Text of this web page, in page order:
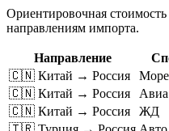
Ориентировочная
направлениям импорта.
Направление
🇨🇳 Китай → Россия
🇨🇳 Китай → Россия
Авиа
🇨🇳 Китай → Россия
ЖД